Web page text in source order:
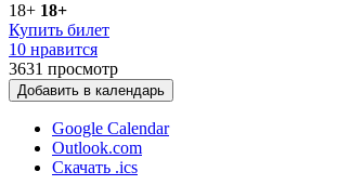
18+ 18+
Купить билет
10 нравится
3631 просмотр
Добавить в календарь
Google Calendar
Outlook.com
Скачать .ics